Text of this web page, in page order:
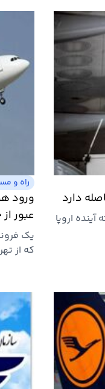
اروپا
راه و
ورود
عبور
یک
که از